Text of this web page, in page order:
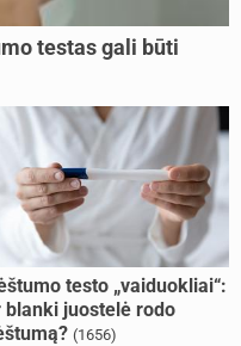
testas gali būti
testo „vaiduokliai“:
blanki juostelė rodo
(1656)